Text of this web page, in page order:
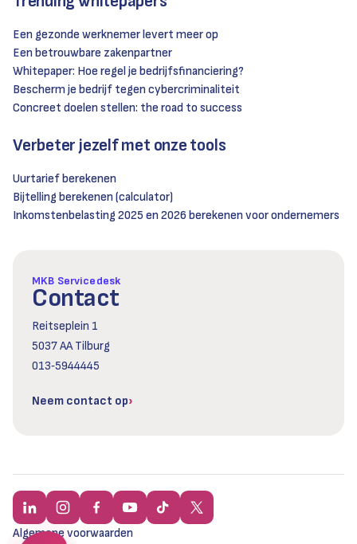
Een gezonde werknemer levert meer op
Een betrouwbare zakenpartner
Whitepaper: Hoe regel je bedrijfsfinanciering?
Bescherm je bedrijf tegen cybercriminaliteit
Concreet doelen stellen: the road to success
Verbeter jezelf met onze tools
Uurtarief berekenen
Bijtelling berekenen (calculator)
Inkomstenbelasting 2025 en 2026 berekenen voor ondernemers
MKB Servicedesk
Contact
Reitseplein 1
5037 AA Tilburg
013‑5944445
Neem contact op
Algemene voorwaarden